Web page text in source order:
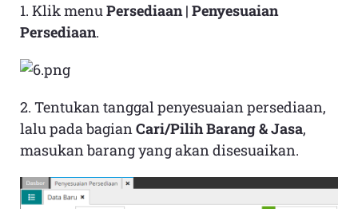
1. Klik menuPersediaan | Penyesuaian
Persediaan.
2. Tentukan tanggal penyesuaian persediaan,
lalu pada bagianCari/Pilih Barang & Jasa,
masukan barang yang akan disesuaikan.